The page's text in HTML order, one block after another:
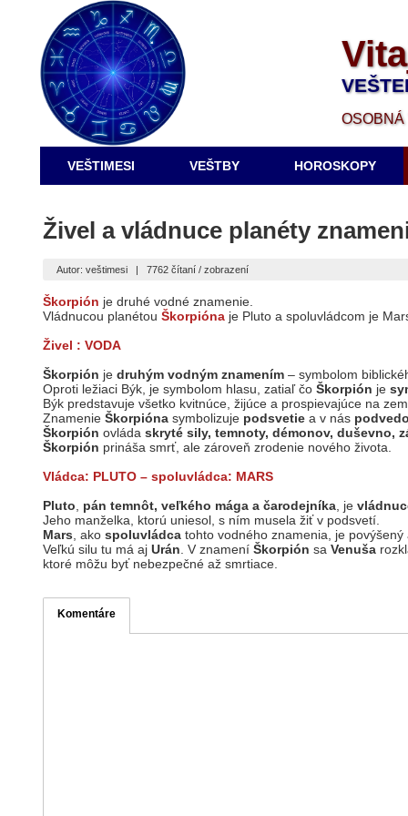
OSOBNÁ
VEŠTIMESI VEŠTBY HOROSKOPY
Živel a vládnuce planéty
Autor: veštimesi | 7762 čítaní / zobrazení
Škorpión je druhé vodné znamenie.
Vládnucou planétou Škorpióna je Pluto a spoluvládcom je
Živel : VODA
Škorpión je druhým vodným znamením – symbolom
Oproti ležiaci Býk, je symbolom hlasu, zatiaľ čo Škorpión je
Býk predstavuje všetko kvitnúce, žijúce a prospievajúce na
Znamenie Škorpióna symbolizuje podsvetie a v nás
Škorpión ovláda skryté sily, temnoty, démonov, duševno,
Škorpión prináša smrť, ale zároveň zrodenie nového života.
Vládca: PLUTO – spoluvládca: MARS
Pluto
pán temnôt, veľkého mága a čarodejníka , je
Jeho manželka, ktorú uniesol, s ním musela žiť v podsvetí.
Mars , ako spoluvládca tohto vodného znamenia, je povýšený
Veľkú silu tu má aj Urán . V znamení Škorpión sa Venuša
ktoré môžu byť nebezpečné až smrtiace.
Komentáre